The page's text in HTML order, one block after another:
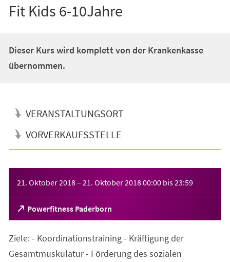
Fit Kids 6-10Jahre
Dieser Kurs wird komplett von der Krankenkasse
übernommen.
VERANSTALTUNGSORT
VORVERKAUFSSTELLE
21. Oktober 2018– 21. Oktober 201800:00 bis23:59
Powerfitness Paderborn
(Öffnet
in
neuen
Ziele: - Koordinationstraining - Kräftigung der
Gesamtmuskulatur - Förderung des sozialen